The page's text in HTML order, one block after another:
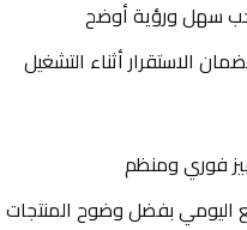
سهل ورؤية أوضح
الاستقرار أثناء التشغيل
فوري ومنظم
اليومي بفضل وضوح المنتجات